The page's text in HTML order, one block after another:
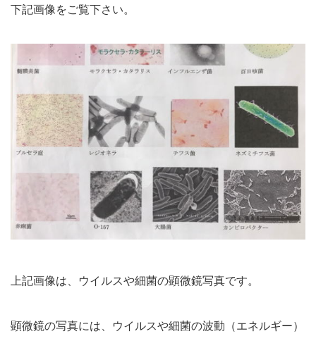
下記画像をご覧下さい。
上記画像は、ウイルスや細菌の顕微鏡写真です。
顕微鏡の写真には、ウイルスや細菌の波動（エネルギー）